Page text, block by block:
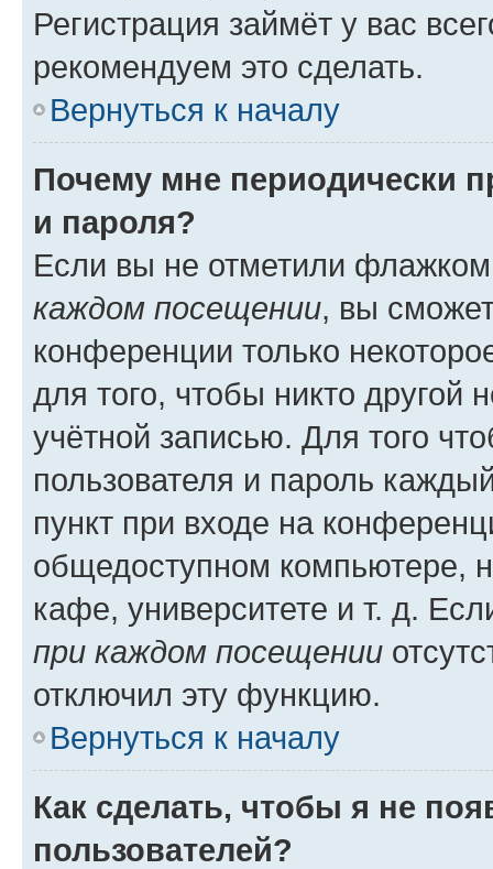
Регистрация займёт у вас
рекомендуем это сделать.
Вернуться к началу
Почему мне периодически
и пароля?
Если вы не отметили
каждом посещении, вы
конференции только
для того, чтобы никто другой
учётной записью. Для того
пользователя и пароль
пункт при входе на
общедоступном компьютере,
кафе, университете и т. д.
при каждом посещении
отключил эту функцию.
Вернуться к началу
Как сделать, чтобы я не
пользователей?